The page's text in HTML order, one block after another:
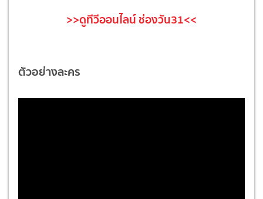
>>ดูทีวีออนไลน์ ช่องวัน31<<
ตัวอย่างละคร